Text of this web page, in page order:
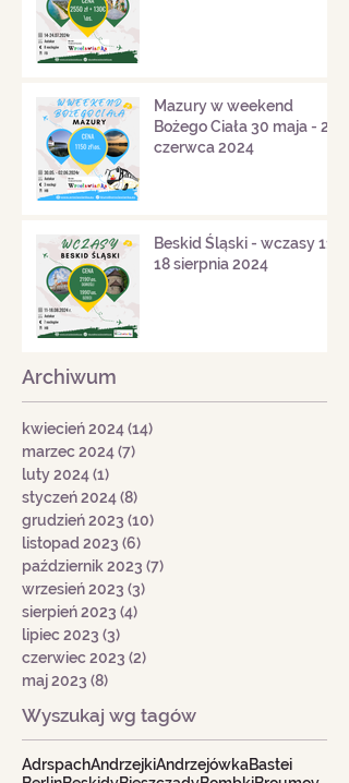
Mazury w weekend
Bożego Ciała 30 maja - 2
czerwca 2024
Beskid Śląski - wczasy 11-
18 sierpnia 2024
Archiwum
kwiecień 2024(14)
marzec 2024(7)
luty 2024(1)
styczeń 2024(8)
grudzień 2023 (10)
listopad 2023 (6)
październik 2023 (7)
wrzesień 2023 (3)
sierpień 2023 (4)
lipiec 2023 (3)
czerwiec 2023 (2)
maj 2023 (8)
Wyszukaj wg tagów
AdrspachAndrzejkiAndrzejówkaBastei